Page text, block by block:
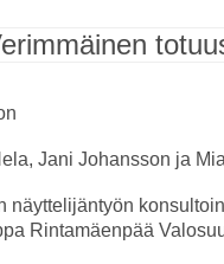
Jani Johansson ja
näyttelijäntyön
Rintamäenpää